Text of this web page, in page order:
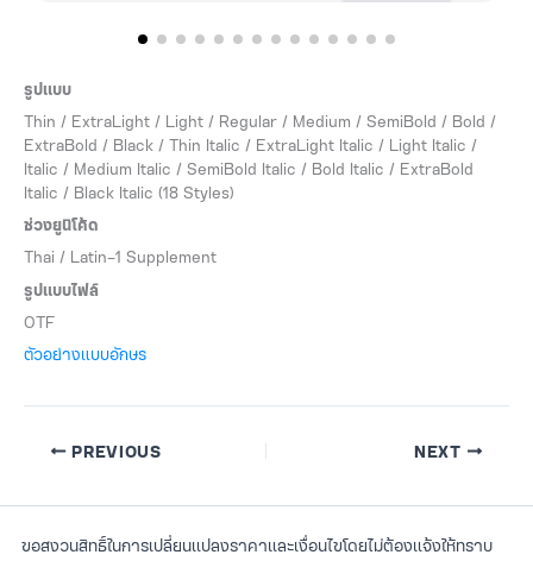
รูปแบบ
Thin / ExtraLight / Light / Regular / Medium / SemiBold / Bold /
ExtraBold / Black / Thin Italic / ExtraLight Italic / Light Italic /
Italic / Medium Italic / SemiBold Italic / Bold Italic / ExtraBold
Italic / Black Italic (18 Styles)
ช่วงยูนิโค้ด
Thai / Latin-1 Supplement
รูปแบบไฟล์
OTF
ตัวอย่างแบบอักษร
PREVIOUS NEXT
ขอสงวนสิทธิ์ในการเปลี่ยนแปลงราคาและเงื่อนไขโดยไม่ต้องแจ้งให้ทราบ